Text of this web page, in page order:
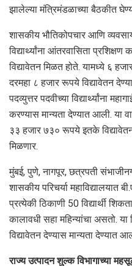
झालेल्या मंत्रिमंडळाच्या बैठकीत
शासकीय भौतिकोपचार आणि
विद्यार्थ्यांना आंतरवासिता
विद्यावेतन मिळत होते. यामध्ये ६
दरमहा ८ हजार रूपये विद्यावेतन
पदव्युत्तर पदवीच्या विद्यार्थ्यांना
करण्यास मान्यता देण्यात आली. या
३३ हजार ७३० रूपये इतके
मिळणार.
मुंबई, पुणे, नागपूर, छत्रपती
शासकीय परिचर्या महाविद्यालयात
प्रत्येकी ठिकाणी 50 विद्यार्थी
कालावधी सहा महिन्यांचा असतो. या
विद्यावेतन देण्यास मान्यता देण्यात
राज्य उत्पादन शुल्क विभागाच्या